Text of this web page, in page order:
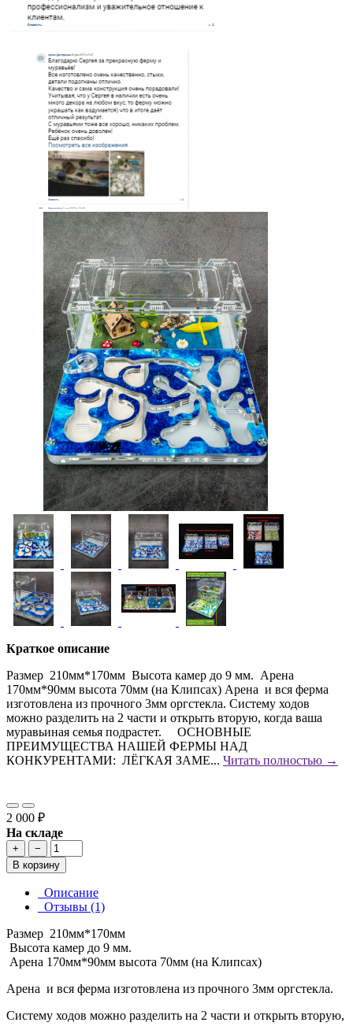
Краткое описание
Размер 210мм*170мм Высота камер до 9 мм. Арена
170мм*90мм высота 70мм (на Клипсах) Арена и вся ферма
изготовлена из прочного 3мм оргстекла. Систему ходов
можно разделить на 2 части и открыть вторую, когда ваша
муравьиная семья подрастет. ОСНОВНЫЕ
ПРЕИМУЩЕСТВА НАШЕЙ ФЕРМЫ НАД
КОНКУРЕНТАМИ: ЛЁГКАЯ ЗАМЕ... Читать полностью →
2 000 ₽
На складе
+
−
В корзину
Описание
Отзывы (1)
Размер 210мм*170мм
Высота камер до 9 мм.
Арена 170мм*90мм высота 70мм (на Клипсах)
Арена и вся ферма изготовлена из прочного 3мм оргстекла.
Систему ходов можно разделить на 2 части и открыть вторую,